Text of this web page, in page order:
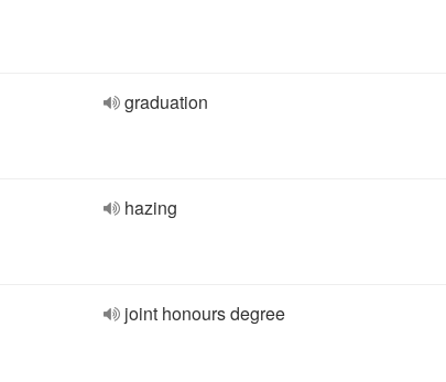
graduation
hazing
joint honours degree